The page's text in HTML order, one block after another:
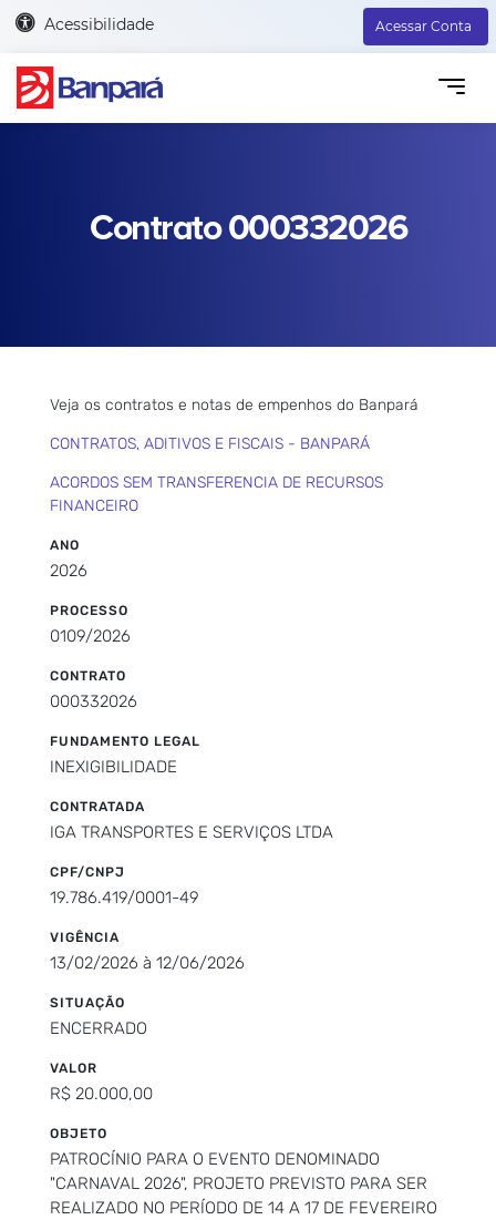
Acessibilidade Acessar Conta
Contrato 000332026
Veja os contratos e notas de empenhos do Banpará
CONTRATOS, ADITIVOS E FISCAIS - BANPARÁ
ACORDOS SEM TRANSFERENCIA DE RECURSOS
FINANCEIRO
ANO
2026
PROCESSO
0109/2026
CONTRATO
000332026
FUNDAMENTO LEGAL
INEXIGIBILIDADE
CONTRATADA
IGA TRANSPORTES E SERVIÇOS LTDA
CPF/CNPJ
19.786.419/0001-49
VIGÊNCIA
13/02/2026 à 12/06/2026
SITUAÇÃO
ENCERRADO
VALOR
R$ 20.000,00
OBJETO
PATROCÍNIO PARA O EVENTO DENOMINADO
"CARNAVAL 2026", PROJETO PREVISTO PARA SER
REALIZADO NO PERÍODO DE 14 A 17 DE FEVEREIRO